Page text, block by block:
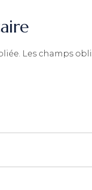
Les champs